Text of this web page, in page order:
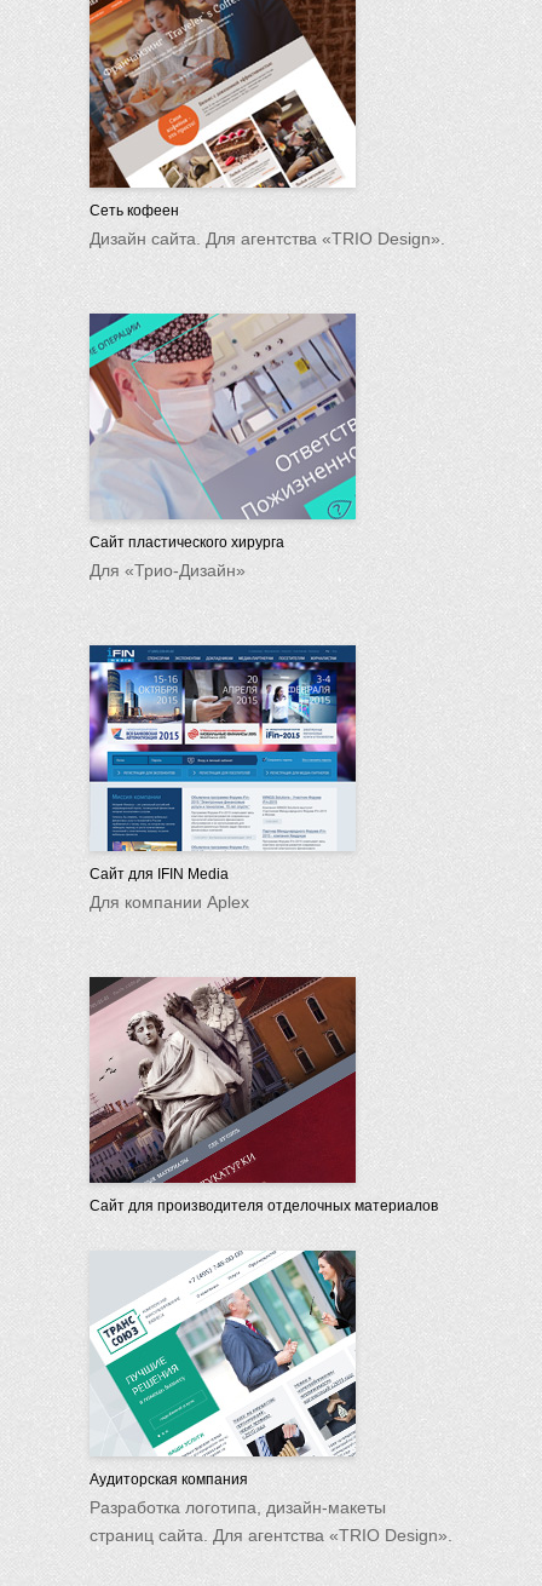
Сеть кофеен
Дизайн сайта. Для агентства «TRIO Design».
Сайт пластического хирурга
Для «Трио-Дизайн»
Сайт для IFIN Media
Для компании Aplex
Сайт для производителя отделочных материалов
Аудиторская компания
Разработка логотипа, дизайн-макеты
страниц сайта. Для агентства «TRIO Design».